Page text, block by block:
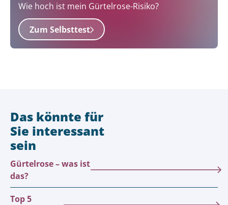
Wie hoch ist mein Gürtelrose-Risiko?
Zum Selbsttest
Das könnte für
Sie interessant
sein
Gürtelrose – was ist
das?
Top 5